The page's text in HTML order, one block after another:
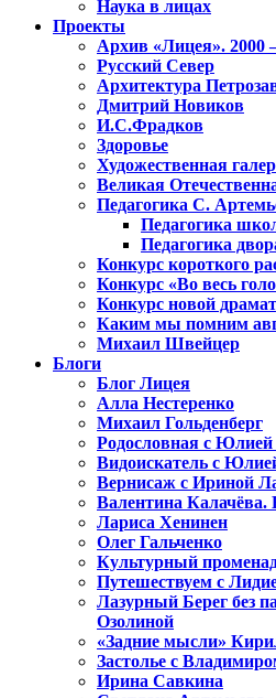
Наука в лицах
Проекты
Архив «Лицея». 2000
Русский Север
Архитектура
Дмитрий Новиков
И.С.Фрадков
Здоровье
Художественная
Великая
Педагогика С.
Педагогика
Педагогика
Конкурс короткого
Конкурс «Во весь
Конкурс новой
Каким мы помним
Михаил Швейцер
Блоги
Блог Лицея
Алла Нестеренко
Михаил Гольденберг
Родословная с
Видоискатель с
Вернисаж с Ириной
Валентина Калачёва.
Лариса Хенинен
Олег Гальченко
Культурный
Путешествуем с
Лазурный Берег без
Озолиной
«Задние мысли»
Застолье с
Ирина Савкина